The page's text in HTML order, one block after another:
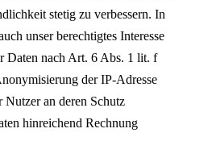
stetig zu verbessern. In
unser berechtigtes Interesse
Daten nach Art. 6 Abs. 1 lit. f
der IP-Adresse
Nutzer an deren Schutz
hinreichend Rechnung